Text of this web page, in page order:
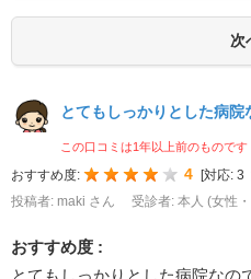
とてもしっかりとした病院
この口コミは1年以上前のものです
おすすめ度: 4 対応: 3
投稿者: maki さん
受診者: 本人 (女性
おすすめ度 :